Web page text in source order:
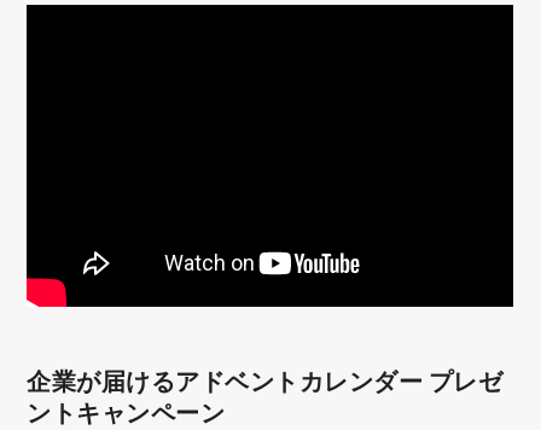
企業が届けるアドベントカレンダー プレゼ
ントキャンペーン